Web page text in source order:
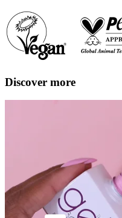
Discover more